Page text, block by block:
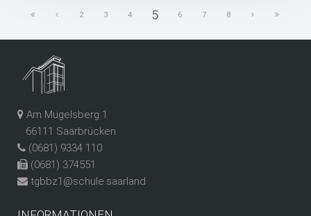
2 3 4 5 6 7 8
Am Mügelsberg 1
66111 Saarbrücken
(0681) 9334 110
(0681) 374551
tgbbz1@schule.saarland